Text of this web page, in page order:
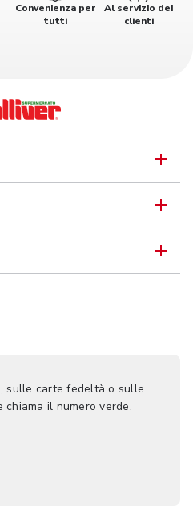
Convenienza per
tutti
Al servizio dei
clienti
sulle carte fedeltà o sulle
chiama il numero verde.